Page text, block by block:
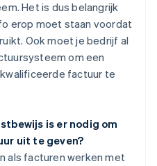
Het is dus belangrijk
erop moet staan voordat
Ook moet je bedrijf al
om een
factuur te
is er nodig om
uit te geven?
als facturen werken met